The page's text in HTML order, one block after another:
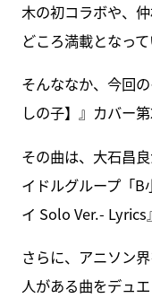
木の初コラボや、
どころ満載となって
そんななか、今回
しの子】』カバー
その曲は、大石昌
イドルグループ「B
イ Solo Ver.- Lyrics
さらに、アニソン
人がある曲をデュ